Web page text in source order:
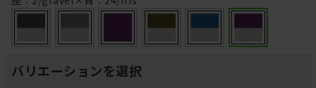
バリエーションを選択